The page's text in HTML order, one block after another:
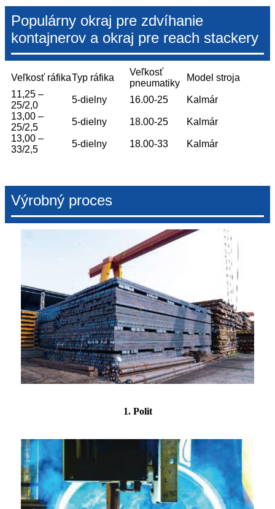
Populárny okraj pre zdvíhanie
kontajnerov a okraj pre reach stackery
Veľkosť ráfikaTyp ráfika
Veľkosť
pneumatiky
Model stroja
11,25 –
25/2,0
5-dielny 16.00-25
Kalmár
13,00 –
25/2,5
5-dielny 18.00-25
Kalmár
13,00 –
33/2,5
5-dielny 18.00-33 Kalmár
Výrobný proces
1. Polit